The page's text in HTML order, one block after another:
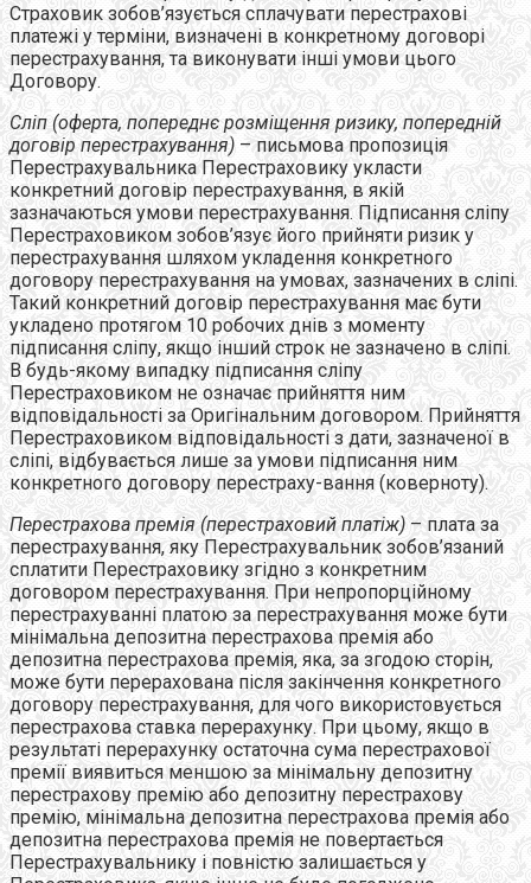
Страховик зобов’язується сплачувати перестрахові
платежі у терміни, визначені в конкретному договорі
перестрахування, та виконувати інші умови цього
Договору.
Сліп (оферта, попереднє розміщення ризику, попередній
договір перестрахування) – письмова пропозиція
Перестрахувальника Перестраховику укласти
конкретний договір перестрахування, в якій
зазначаються умови перестрахування. Підписання сліпу
Перестраховиком зобов’язує його прийняти ризик у
перестрахування шляхом укладення конкретного
договору перестрахування на умовах, зазначених в сліпі.
Такий конкретний договір перестрахування має бути
укладено протягом 10 робочих днів з моменту
підписання сліпу, якщо інший строк не зазначено в сліпі.
В будь-якому випадку підписання сліпу
Перестраховиком не означає прийняття ним
відповідальності за Оригінальним договором. Прийняття
Перестраховиком відповідальності з дати, зазначеної в
сліпі, відбувається лише за умови підписання ним
конкретного договору перестраху-вання (коверноту).
Перестрахова премія (перестраховий платіж) – плата за
перестрахування, яку Перестрахувальник зобов’язаний
сплатити Перестраховику згідно з конкретним
договором перестрахування. При непропорційному
перестрахуванні платою за перестрахування може бути
мінімальна депозитна перестрахова премія або
депозитна перестрахова премія, яка, за згодою сторін,
може бути перерахована після закінчення конкретного
договору перестрахування, для чого використовується
перестрахова ставка перерахунку. При цьому, якщо в
результаті перерахунку остаточна сума перестрахової
премії виявиться меншою за мінімальну депозитну
перестрахову премію або депозитну перестрахову
премію, мінімальна депозитна перестрахова премія або
депозитна перестрахова премія не повертається
Перестрахувальнику і повністю залишається у